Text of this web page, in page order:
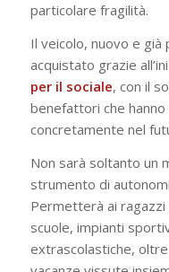
particolare fragilità.
Il veicolo, nuovo e
acquistato grazie
per il sociale, con il
benefattori che
concretamente nel
Non sarà soltanto un
strumento di
Permetterà ai
scuole, impianti
extrascolastiche,